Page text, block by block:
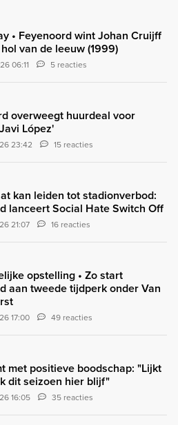
• Feyenoord wint Johan Cruijff
van de leeuw (1999)
06:11 5 reacties
overweegt huurdeal voor
López'
23:42 15 reacties
kan leiden tot stadionverbod:
lanceert Social Hate Switch Off
21:07 16 reacties
opstelling • Zo start
aan tweede tijdperk onder Van
17:00 49 reacties
met positieve boodschap: "Lijkt
dit seizoen hier blijf"
16:05 35 reacties